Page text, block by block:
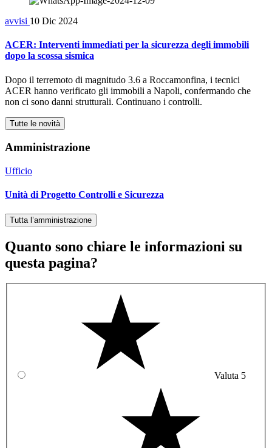
avvisi 10 Dic 2024
ACER: Interventi immediati per la sicurezza degli immobili
dopo la scossa sismica
Dopo il terremoto di magnitudo 3.6 a Roccamonfina, i tecnici
ACER hanno verificato gli immobili a Napoli, confermando che
non ci sono danni strutturali. Continuano i controlli.
Tutte le novità
Amministrazione
Ufficio
Unità di Progetto Controlli e Sicurezza
Tutta l’amministrazione
Quanto sono chiare le informazioni su
questa pagina?
Valuta 5